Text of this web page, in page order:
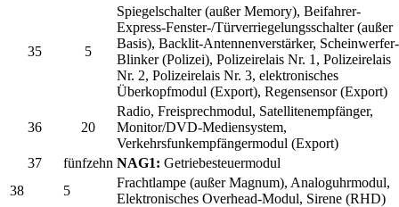
35 5
Spiegelschalter (außer Memory), Beifahrer-
Express-Fenster-/Türverriegelungsschalter (außer
Basis), Backlit-Antennenverstärker, Scheinwerfer-
Blinker (Polizei), Polizeirelais Nr. 1, Polizeirelais
Nr. 2, Polizeirelais Nr. 3, elektronisches
Überkopfmodul (Export), Regensensor (Export)
36 20
Radio, Freisprechmodul, Satellitenempfänger,
Monitor/DVD-Mediensystem,
Verkehrsfunkempfängermodul (Export)
37
fünfzehn NAG1: Getriebesteuermodul
38
5
Frachtlampe (außer Magnum), Analoguhrmodul,
Elektronisches Overhead-Modul, Sirene (RHD)